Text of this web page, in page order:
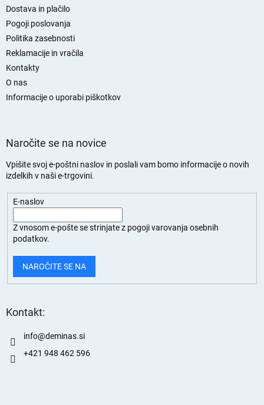
Dostava in plačilo
Pogoji poslovanja
Politika zasebnosti
Reklamacije in vračila
Kontakty
O nas
Informacije o uporabi piškotkov
Naročite se na novice
Vpišite svoj e-poštni naslov in poslali vam bomo informacije o novih
izdelkih v naši e-trgovini.
E-naslov
Z vnosom e-pošte se strinjate z pogoji varovanja osebnih
podatkov.
NAROČITE SE NA
Kontakt:
info@deminas.si
+421 948 462 596